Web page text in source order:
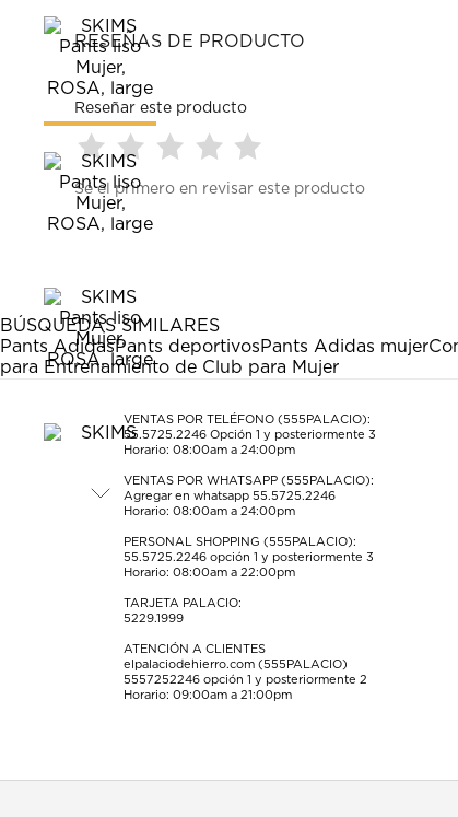
RESEÑAS DE PRODUCTO
Reseñar este producto
Seleccionar
para
calificar
el
estrella
Esta
acción
abrirá
formulario
de
Seleccionar
para
calificar
el
2
estrellas.
Esta
acción
abrirá
formulario
de
para
el
estrellas.
Esta
acción
abrirá
formulario
de
para
estrellas.
Esta
acción
abrirá
formulario
de
para
Esta
acción
abrirá
formulario
de
envío.
Sé el primero en revisar este producto
BÚSQUEDAS SIMILARES
Pants AdidasPants deportivosPants Adidas mujer
para Entrenamiento de Club para Mujer
VENTAS POR TELÉFONO (555PALACIO):
55.5725.2246 Opción 1 y posteriormente 3
Horario: 08:00am a 24:00pm
VENTAS POR WHATSAPP (555PALACIO):
Agregar en whatsapp 55.5725.2246
Horario: 08:00am a 24:00pm
PERSONAL SHOPPING (555PALACIO):
55.5725.2246 opción 1 y posteriormente 3
Horario: 08:00am a 22:00pm
TARJETA PALACIO:
5229.1999
ATENCIÓN A CLIENTES
elpalaciodehierro.com (555PALACIO)
5557252246 opción 1 y posteriormente 2
Horario: 09:00am a 21:00pm